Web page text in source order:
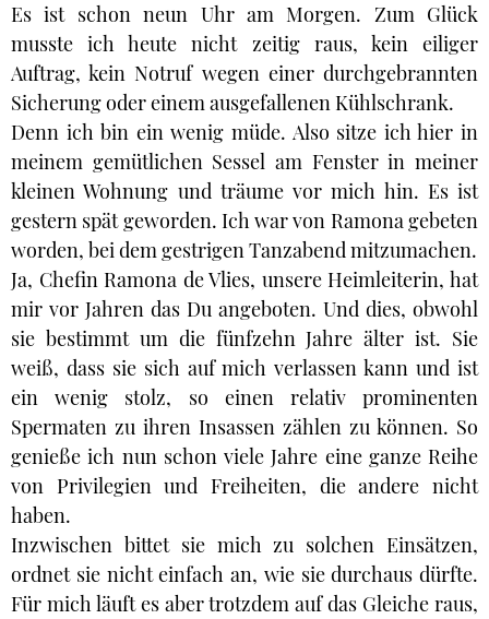
Es ist schon neun Uhr am Morgen. Zum Glück
musste ich heute nicht zeitig raus, kein eiliger
Auftrag, kein Notruf wegen einer durchgebrannten
Sicherung oder einem ausgefallenen Kühlschrank.
Denn ich bin ein wenig müde. Also sitze ich hier in
meinem gemütlichen Sessel am Fenster in meiner
kleinen Wohnung und träume vor mich hin. Es ist
gestern spät geworden. Ich war von Ramona gebeten
worden, bei dem gestrigen Tanzabend mitzumachen.
Ja, Chefin Ramona de Vlies, unsere Heimleiterin, hat
mir vor Jahren das Du angeboten. Und dies, obwohl
sie bestimmt um die fünfzehn Jahre älter ist. Sie
weiß, dass sie sich auf mich verlassen kann und ist
ein wenig stolz, so einen relativ prominenten
Spermaten zu ihren Insassen zählen zu können. So
genieße ich nun schon viele Jahre eine ganze Reihe
von Privilegien und Freiheiten, die andere nicht
haben.
Inzwischen bittet sie mich zu solchen Einsätzen,
ordnet sie nicht einfach an, wie sie durchaus dürfte.
Für mich läuft es aber trotzdem auf das Gleiche raus,